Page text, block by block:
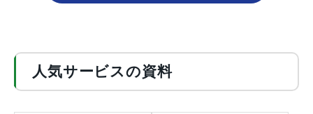
人気サービスの資料